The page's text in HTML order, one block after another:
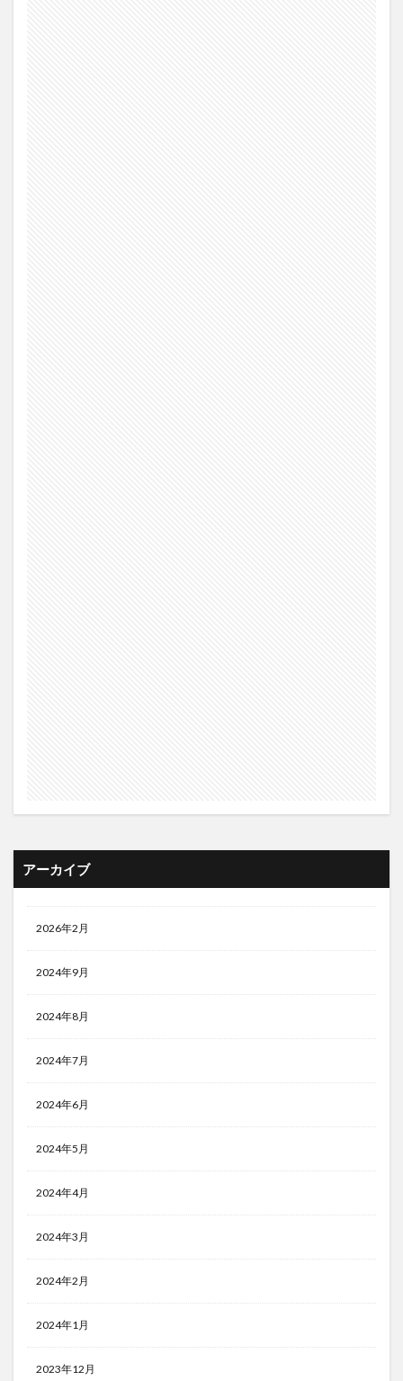
アーカイブ
2026年2月
2024年9月
2024年8月
2024年7月
2024年6月
2024年5月
2024年4月
2024年3月
2024年2月
2024年1月
2023年12月